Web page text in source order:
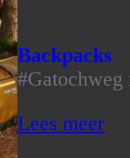
Backpacks
#Gatochweg
Lees meer